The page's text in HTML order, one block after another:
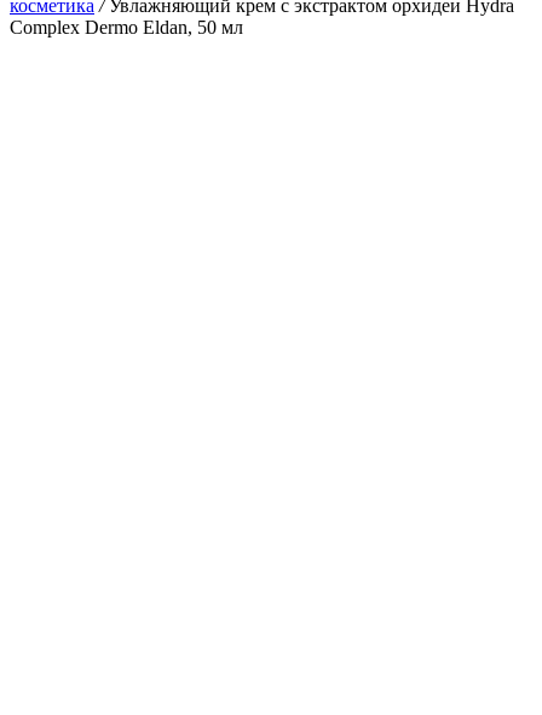
косметика / Увлажняющий крем с экстрактом орхидеи Hydra
Complex Dermo Eldan, 50 мл